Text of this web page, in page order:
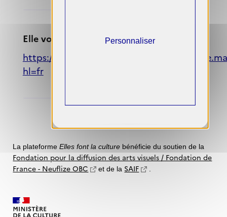
Elle vous en a parlé
https://www.instagram.com/
hl=fr
La plateformeElles font la culture bénéficie du soutien de la
Fondation pour la diffusion des arts visuels / Fondation de
France - Neuflize OBC
et de la SAIF
Personnaliser